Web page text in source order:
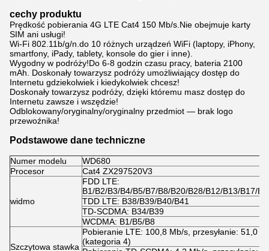
cechy produktu
Prędkość pobierania 4G LTE Cat4 150 Mb/s.Nie obejmuje karty
SIM ani usługi!
Wi-Fi 802.11b/g/n.do 10 różnych urządzeń WiFi (laptopy, iPhony,
smartfony, iPady, tablety, konsole do gier i inne).
Wygodny w podróży!Do 6-8 godzin czasu pracy, bateria 2100
mAh. Doskonały towarzysz podróży umożliwiający dostęp do
Internetu gdziekolwiek i kiedykolwiek chcesz!
Doskonały towarzysz podróży, dzięki któremu masz dostęp do
Internetu zawsze i wszędzie!
Odblokowany/oryginalny/oryginalny przedmiot — brak logo
przewoźnika!
Podstawowe dane techniczne
Numer modelu
WD680
Procesor
Cat4 ZX297520V3
widmo
FDD LTE:
B1/B2/B3/B4/B5/B7/B8/B20/B28/B12/B13/B17/
TDD LTE: B38/B39/B40/B41
TD-SCDMA: B34/B39
WCDMA: B1/B5/B8
Szczytowa stawka
Pobieranie LTE: 100,8 Mb/s, przesyłanie: 51,0
(kategoria 4)